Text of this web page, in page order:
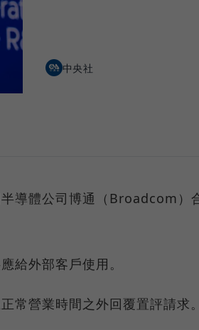
中央社
導體公司博通（Broadcom）
給外部客戶使用。
常營業時間之外回覆置評請求